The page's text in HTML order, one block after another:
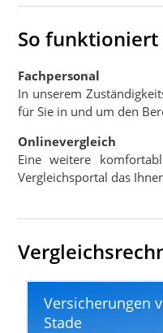
So funktioniert
Fachpersonal
In unserem
für Sie in und um den
Onlinevergleich
Eine weitere
Vergleichsportal das
Versicherungen
Stade